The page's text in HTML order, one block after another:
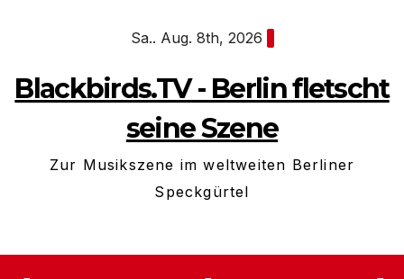
Sa.. Aug. 8th, 2026
Blackbirds.TV - Berlin fletscht
seine Szene
Zur Musikszene im weltweiten Berliner
Speckgürtel